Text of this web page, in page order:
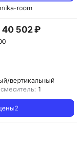
room
40 502 ₽
вертикальный
1
2